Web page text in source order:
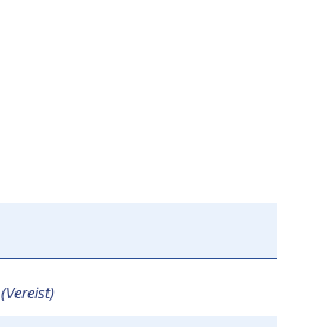
(Vereist)